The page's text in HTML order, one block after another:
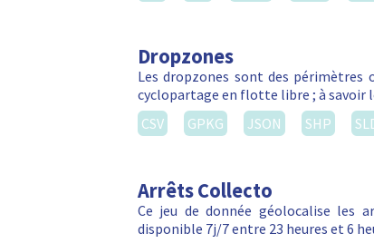
Dropzones
Les dropzones sont des périmètres
cyclopartage en flotte libre ; à
CSV
GPKG JSON SHP
Arrêts Collecto
Ce jeu de donnée géolocalise les
disponible 7j/7 entre 23 heures et 6